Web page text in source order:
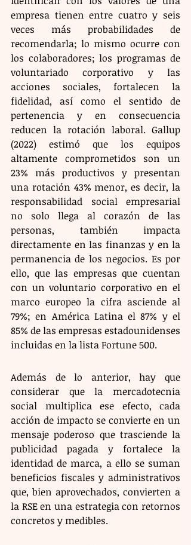
empresa tienen entre cuatro y seis
veces más probabilidades de
recomendarla; lo mismo ocurre con
los colaboradores; los programas de
voluntariado corporativo y las
acciones sociales, fortalecen la
fidelidad, así como el sentido de
pertenencia y en consecuencia
reducen la rotación laboral. Gallup
(2022) estimó que los equipos
altamente comprometidos son un
23% más productivos y presentan
una rotación 43% menor, es decir, la
responsabilidad social empresarial
no solo llega al corazón de las
personas, también impacta
directamente en las finanzas y en la
permanencia de los negocios. Es por
ello, que las empresas que cuentan
con un voluntario corporativo en el
marco europeo la cifra asciende al
79%; en América Latina el 87% y el
85% de las empresas estadounidenses
incluidas en la lista Fortune 500.
​Además de lo anterior, hay que
considerar que la mercadotecnia
social multiplica ese efecto, cada
acción de impacto se convierte en un
mensaje poderoso que trasciende la
publicidad pagada y fortalece la
identidad de marca, a ello se suman
beneficios fiscales y administrativos
que, bien aprovechados, convierten a
la RSE en una estrategia con retornos
concretos y medibles.